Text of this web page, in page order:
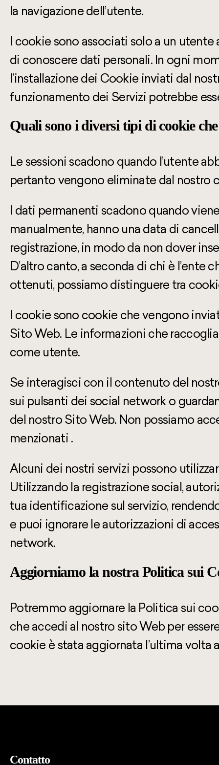
la navigazione dell’utente.
I cookie sono associati solo a un
di conoscere dati personali. In ogni
l’installazione dei Cookie inviati dal
funzionamento dei Servizi potrebbe
Quali sono i diversi tipi di cookie
Le sessioni scadono quando l’utente
pertanto vengono eliminate dal nostro
I dati permanenti scadono quando
manualmente, hanno una data di
registrazione, in modo da non dover
D’altro canto, a seconda di chi è
ottenuti, possiamo distinguere tra
I cookie sono cookie che vengono
Sito Web. Le informazioni che
come utente.
Se interagisci con il contenuto del
sui pulsanti dei social network o
del nostro Sito Web. Non possiamo
menzionati .
Alcuni dei nostri servizi possono
Utilizzando la registrazione social,
tua identificazione sul servizio,
e puoi ignorare le autorizzazioni di
network.
Aggiorniamo la nostra Politica sui
Potremmo aggiornare la Politica sui
che accedi al nostro sito Web per
cookie è stata aggiornata l’ultima volta
Contatto